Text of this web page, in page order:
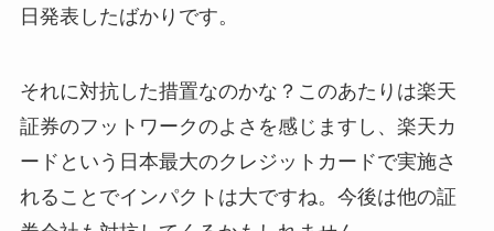
日発表したばかりです。
それに対抗した措置なのかな？このあたりは楽天
証券のフットワークのよさを感じますし、楽天カ
ードという日本最大のクレジットカードで実施さ
れることでインパクトは大ですね。今後は他の証